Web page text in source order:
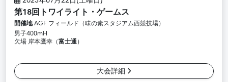
第18回トワイライト・ゲームス
開催地AGF フィールド（味の素スタジアム西競技場）
男子400mH
欠場 岸本鷹幸（富士通）
大会詳細